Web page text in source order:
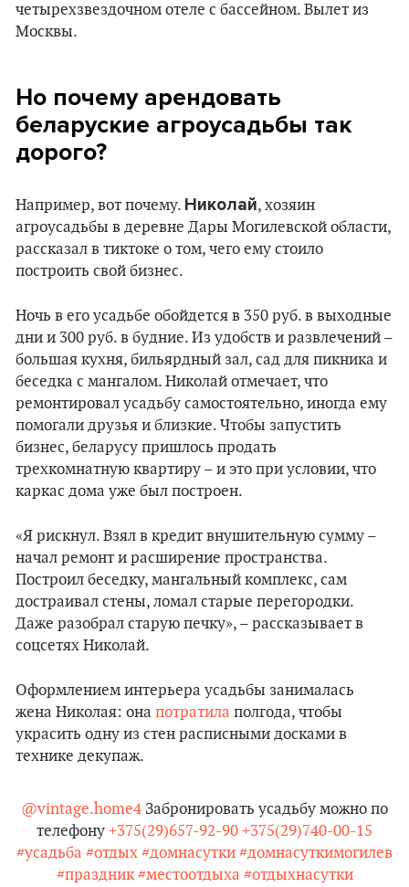
четырехзвездочном отеле с бассейном. Вылет из
Москвы.
Но почему арендовать
беларуские агроусадьбы так
дорого?
Например, вот почему. Николай, хозяин
агроусадьбы в деревне Дары Могилевской области,
рассказал в тиктоке о том, чего ему стоило
построить свой бизнес.
Ночь в его усадьбе обойдется в 350 руб. в выходные
дни и 300 руб. в будние. Из удобств и развлечений –
большая кухня, бильярдный зал, сад для пикника и
беседка с мангалом. Николай отмечает, что
ремонтировал усадьбу самостоятельно, иногда ему
помогали друзья и близкие. Чтобы запустить
бизнес, беларусу пришлось продать
трехкомнатную квартиру – и это при условии, что
каркас дома уже был построен.
«Я рискнул. Взял в кредит внушительную сумму –
начал ремонт и расширение пространства.
Построил беседку, мангальный комплекс, сам
достраивал стены, ломал старые перегородки.
Даже разобрал старую печку», – рассказывает в
соцсетях Николай.
Оформлением интерьера усадьбы занималась
жена Николая: она потратила полгода, чтобы
украсить одну из стен расписными досками в
технике декупаж.
@vintage.home4 Забронировать усадьбу можно по
телефону +375(29)657-92-90 +375(29)740-00-15
#усадьба #отдых #домнасутки #домнасуткимогилев
#праздник #местоотдыха #отдыхнасутки